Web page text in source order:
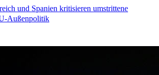
und Spanien kritisieren umstrittene
Außenpolitik